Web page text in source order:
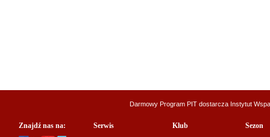
Darmowy Program PIT dostarcza Instytut
Znajdź nas na: Serwis Klub Sezon